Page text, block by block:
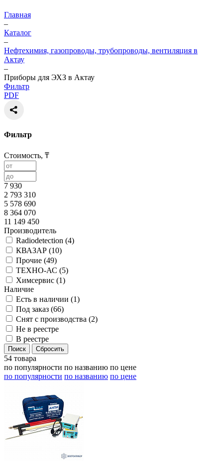
Главная
–
Каталог
–
Нефтехимия, газопроводы, трубопроводы, вентиляция в
Актау
–
Приборы для ЭХЗ в Актау
Фильтр
PDF
Фильтр
Стоимость, ₸
7 930
2 793 310
5 578 690
8 364 070
11 149 450
Производитель
Radiodetection (4)
КВАЗАР (10)
Прочие (49)
ТЕХНО-АС (5)
Химсервис (1)
Наличие
Есть в наличии (1)
Под заказ (66)
Снят с производства (2)
Не в реестре
В реестре
54 товара
по популярности по названию по цене
по популярности по названию по цене